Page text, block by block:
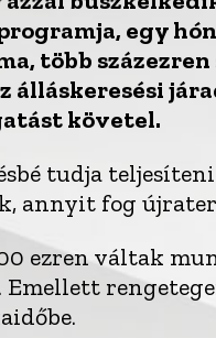
egy
több
álláskeresési
követel.
tudja
annyit fog
ezren váltak
Emellett